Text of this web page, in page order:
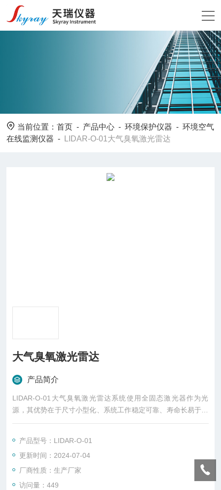
当前位置：首页 - 产品中心 -环境保护仪器 -环境空气
在线监测仪器 - LIDAR-O-01⼤⽓臭氧激光雷达
⼤⽓臭氧激光雷达
产品简介
LIDAR-O-01⼤⽓臭氧激光雷达系统使⽤全固态激光器作为光
源，其优势在于尺⼨⼩型化、系统⼯作稳定可靠、寿命⻓易于维
护等。
产品型号：LIDAR-O-01
更新时间：2024-07-04
厂商性质：生产厂家
访问量：449